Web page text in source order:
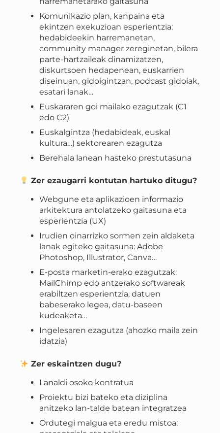
Komunikazio plan, kanpaina eta
ekintzen exekuzioan esperientzia:
hedabideekin harremanetan,
community manager zereginetan, bilera
parte-hartzaileak dinamizatzen,
diskurtsoen hedapenean, euskarrien
diseinuan, gidoigintzan, podcast gidoiak,
esatari lanak…
Euskararen goi mailako ezagutzak (C1
edo C2)
Euskalgintza (hedabideak, euskal
kultura…) sektorearen ezagutza
Berehala lanean hasteko prestutasuna
Zer ezaugarri kontutan hartuko ditugu?
Webgune eta aplikazioen informazio
arkitektura antolatzeko gaitasuna eta
esperientzia (UX)
Irudien oinarrizko sormen zein aldaketa
lanak egiteko gaitasuna: Adobe
Photoshop, Illustrator, Canva…
E-posta marketin-erako ezagutzak:
MailChimp edo antzerako softwareak
erabiltzen esperientzia, datuen
babeserako legea, datu-baseen
kudeaketa…
Ingelesaren ezagutza (ahozko maila zein
idatzia)
Zer eskaintzen dugu?
Lanaldi osoko kontratua
Proiektu bizi bateko eta diziplina
anitzeko lan-talde batean integratzea
Ordutegi malgua eta eredu mistoa: